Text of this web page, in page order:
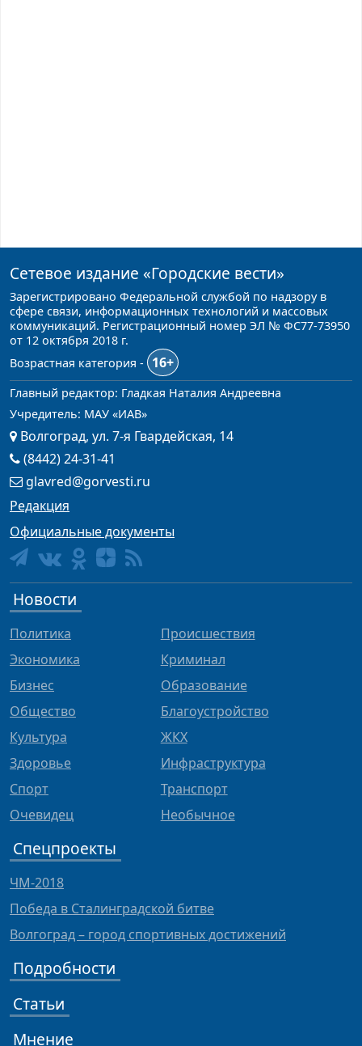
Сетевое издание «Городские вести»
Зарегистрировано Федеральной службой по надзору в
сфере связи, информационных технологий и массовых
коммуникаций. Регистрационный номер ЭЛ № ФС77-73950
от 12 октября 2018 г.
Возрастная категория -
16+
Главный редактор: Гладкая Наталия Андреевна
Учредитель: МАУ «ИАВ»
Волгоград, ул. 7-я Гвардейская, 14
(8442) 24-31-41
glavred@gorvesti.ru
Редакция
Официальные документы
Новости
Политика
Экономика
Бизнес
Общество
Культура
Здоровье
Спорт
Очевидец
Происшествия
Криминал
Образование
Благоустройство
ЖКХ
Инфраструктура
Транспорт
Необычное
Спецпроекты
ЧМ-2018
Победа в Сталинградской битве
Волгоград – город спортивных достижений
Подробности
Статьи
Мнение